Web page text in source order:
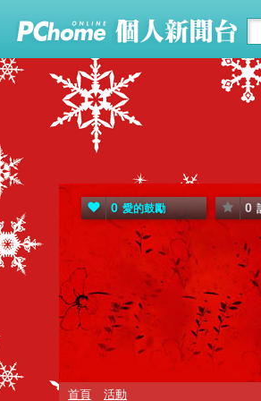
0 愛的鼓勵 0
首頁 活動